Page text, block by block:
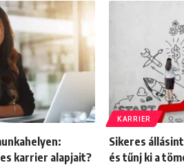
karrier alapjait?
KARRIER
Sikeres
és tűnj ki a